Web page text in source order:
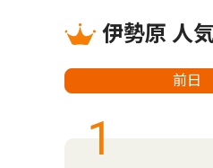
伊勢原 人
前日
1